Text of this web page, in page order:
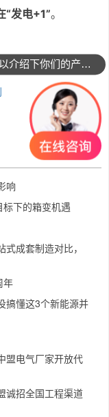
“发电+1”。
变压器？
响
标下的箱变机遇
成套制造对比，
年
搞懂这3个新能源并
盟电气厂家开放代
诚招全国工程渠道
可以介绍下你们的产品么